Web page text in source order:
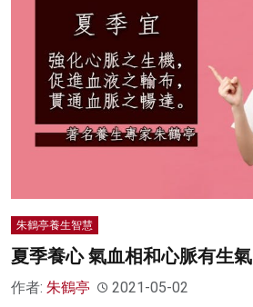
朱鶴亭養生智慧
夏季養心 氣血相和心脈有生氣
作者: 朱鶴亭 2021-05-02